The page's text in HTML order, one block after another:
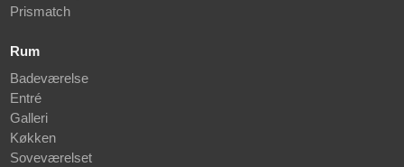
Prismatch
Rum
Badeværelse
Entré
Galleri
Køkken
Soveværelset